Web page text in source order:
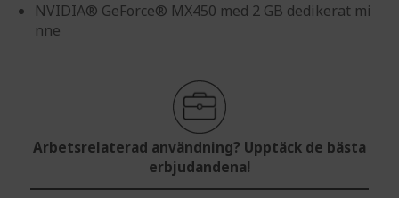
NVIDIA® GeForce® MX450 med 2 GB dedikerat mi
nne
Arbetsrelaterad användning? Upptäck de bästa
erbjudandena!